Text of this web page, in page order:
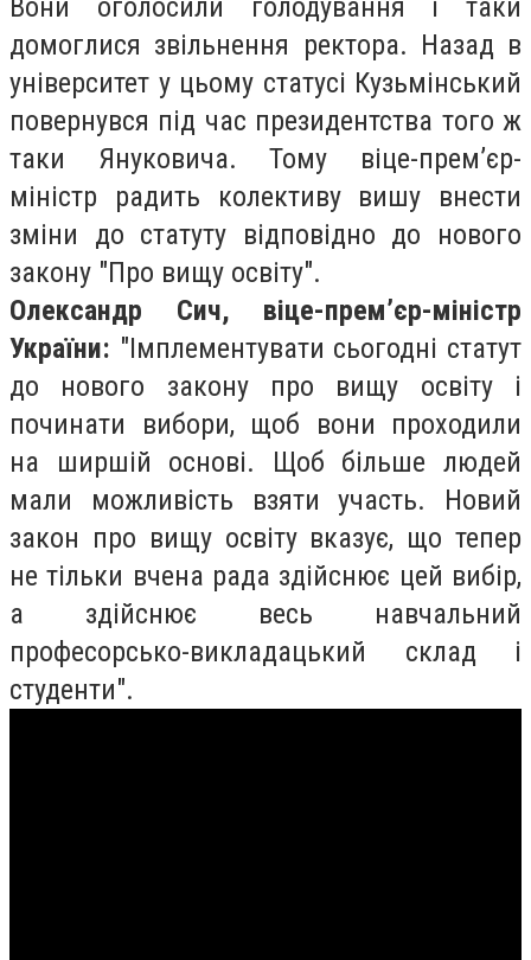
Вони оголосили голодування і таки
домоглися звільнення ректора. Назад в
університет у цьому статусі Кузьмінський
повернувся під час президентства того ж
таки Януковича. Тому віце-прем’єр-
міністр радить колективу вишу внести
зміни до статуту відповідно до нового
закону "Про вищу освіту".
Олександр Сич, віце-прем’єр-міністр
України: "Імплементувати сьогодні статут
до нового закону про вищу освіту і
починати вибори, щоб вони проходили
на ширшій основі. Щоб більше людей
мали можливість взяти участь. Новий
закон про вищу освіту вказує, що тепер
не тільки вчена рада здійснює цей вибір,
а здійснює весь навчальний
професорсько-викладацький склад і
студенти".